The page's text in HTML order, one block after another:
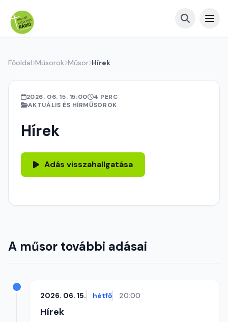
Főoldal Műsorok Műsor Hírek
2026. 06. 15. 15:00
4 PERC
AKTUÁLIS ÉS HÍRMŰSOROK
Hírek
Adás visszahallgatása
A műsor további adásai
2026. 06. 15. hétfő 20:00
Hírek